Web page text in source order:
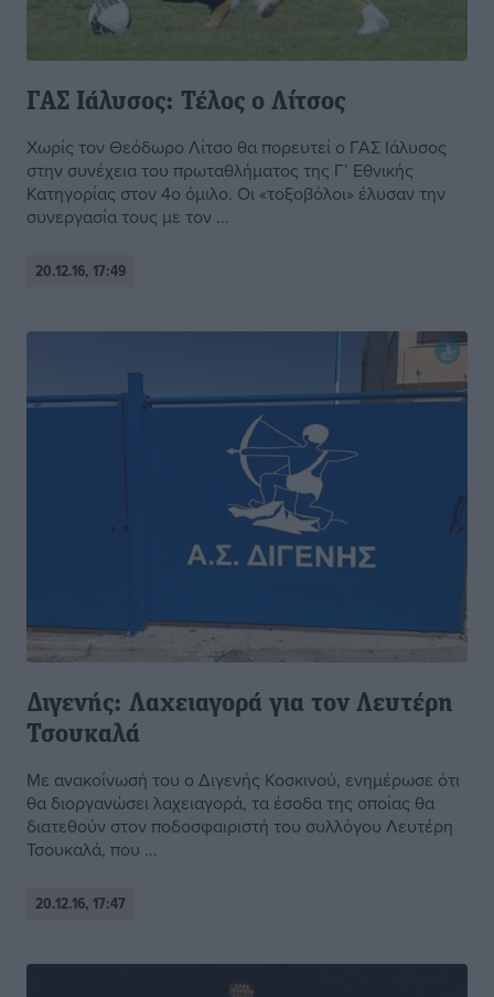
ΓΑΣ Ιάλυσος: Τέλος ο Λίτσος
Χωρίς τον Θεόδωρο Λίτσο θα πορευτεί ο ΓΑΣ Ιάλυσος
στην συνέχεια του πρωταθλήματος της Γ’ Εθνικής
Κατηγορίας στον 4ο όμιλο. Οι «τοξοβόλοι» έλυσαν την
συνεργασία τους με τον ...
20.12.16, 17:49
Διγενής: Λαχειαγορά για τον Λευτέρη
Τσουκαλά
Με ανακοίνωσή του ο Διγενής Κοσκινού, ενημέρωσε ότι
θα διοργανώσει λαχειαγορά, τα έσοδα της οποίας θα
διατεθούν στον ποδοσφαιριστή του συλλόγου Λευτέρη
Τσουκαλά, που ...
20.12.16, 17:47